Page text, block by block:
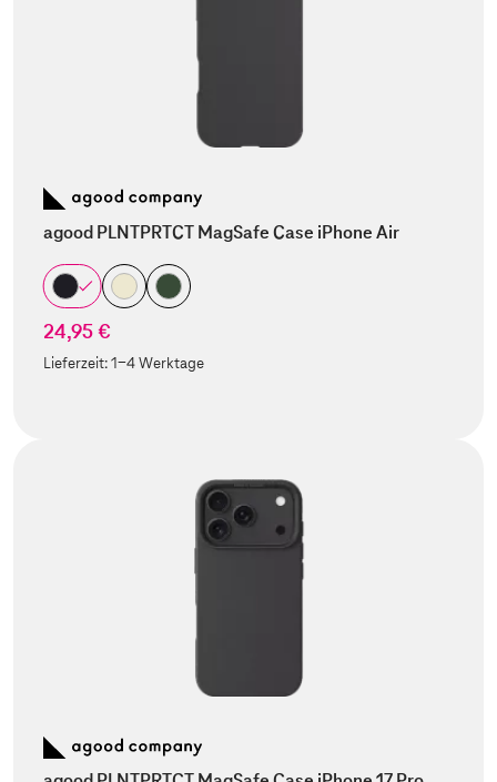
agood PLNTPRTCT MagSafe Case iPhone Air
24,95 €
Lieferzeit:1-4 Werktage